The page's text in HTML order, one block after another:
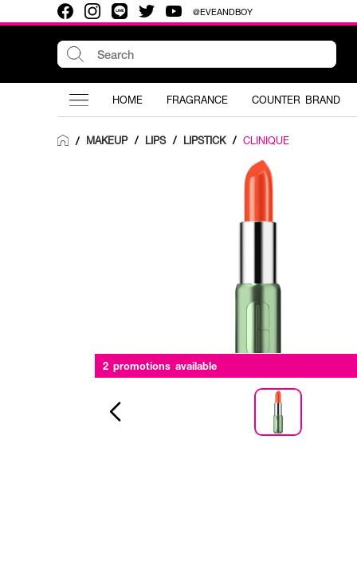
@EVEANDBOY
HOME FRAGRANCE COUNTER BRAND
/ MAKEUP / LIPS / LIPSTICK / CLINIQUE
2 promotions available